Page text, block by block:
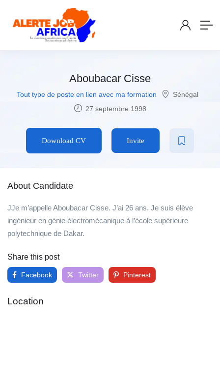
Aboubacar Cisse
Tout type de poste en lien avec ma formation
Sénégal
27 septembre 1998
Download CV Invite
About Candidate
JJe m’appelle Aboubacar Cisse. J’ai 26 ans. Je suis élève
ingénieur en génie électromécanique à l’école supérieure
polytechnique de Dakar.
Share this post
Facebook Twitter Pinterest
Location